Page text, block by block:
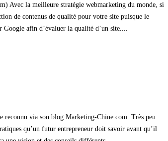
Avec la meilleure stratégie webmarketing du monde, si
de contenus de qualité pour votre site puisque le
afin d’évaluer la qualité d’un site....
via son blog Marketing-Chine.com. Très peu
qu’un futur entrepreneur doit savoir avant qu’il